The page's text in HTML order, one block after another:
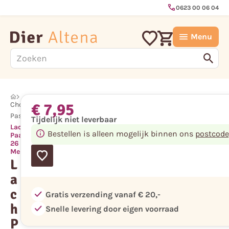
call0623 00 06 04
Menu
Chocolade
Pasen
Lach
Paashaasje
26 cm
Melk
L
a
c
h
P
€ 7,95
Tijdelijk niet leverbaar
Bestellen is alleen mogelijk binnen ons
check Gratis verzending vanaf € 20,-
check Snelle levering door eigen voorraad